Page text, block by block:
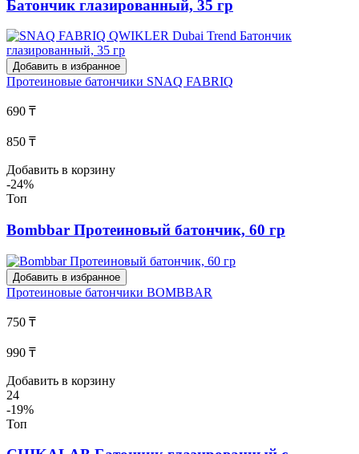
Батончик глазированный, 35 гр
Добавить в избранное
Протеиновые батончики SNAQ FABRIQ
690 ₸
850 ₸
Добавить в корзину
-24%
Топ
Bombbar Протеиновый батончик, 60 гр
Добавить в избранное
Протеиновые батончики BOMBBAR
750 ₸
990 ₸
Добавить в корзину
24
-19%
Топ